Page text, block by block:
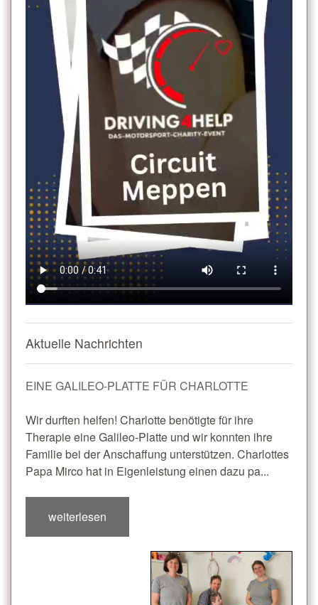
Aktuelle Nachrichten
EINE GALILEO-PLATTE FÜR CHARLOTTE
Wir durften helfen! Charlotte benötigte für ihre
Therapie eine Galileo-Platte und wir konnten ihre
Familie bei der Anschaffung unterstützen. Charlottes
Papa Mirco hat in Eigenleistung einen dazu pa...
weiterlesen